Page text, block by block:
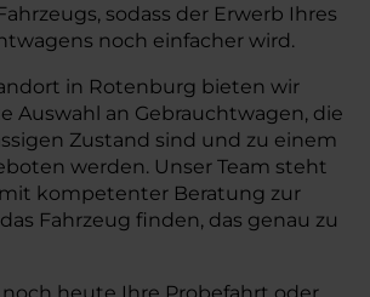
sodass der Erwerb Ihres
noch einfacher wird.
in Rotenburg bieten wir
Auswahl an Gebrauchtwagen, die
Zustand sind und zu einem
werden. Unser Team steht
kompetenter Beratung zur
Fahrzeug finden, das genau zu